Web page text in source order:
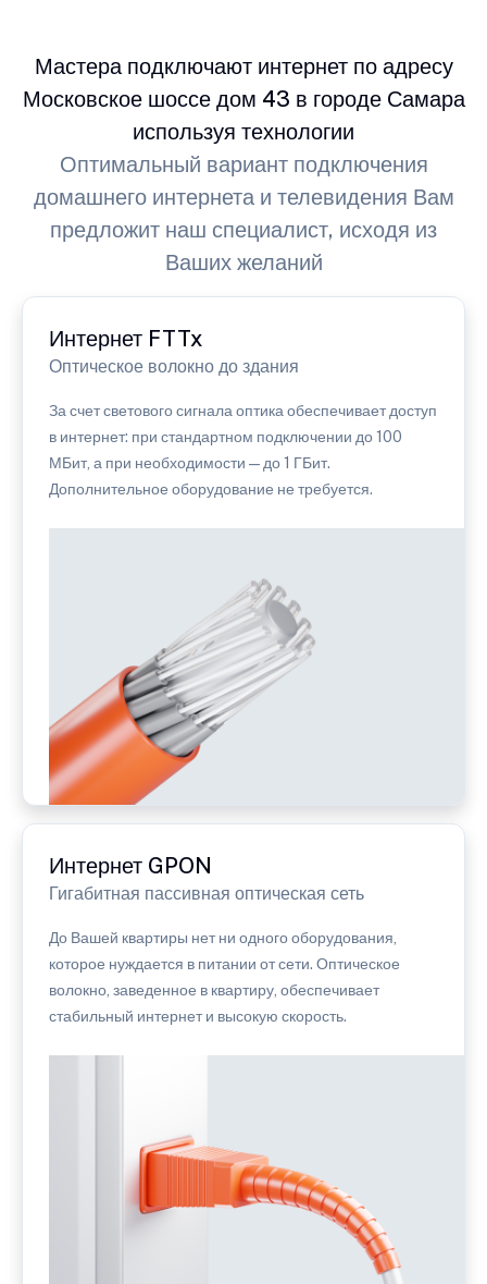
Мастера подключают интернет по адресу
Московское шоссе дом 43 в городе Самара
используя технологии
Оптимальный вариант подключения
домашнего интернета и телевидения Вам
предложит наш специалист, исходя из
Ваших желаний
Интернет FTTx
Оптическое волокно до здания
За счет светового сигнала оптика обеспечивает доступ
в интернет: при стандартном подключении до 100
МБит, а при необходимости — до 1 ГБит.
Дополнительное оборудование не требуется.
Интернет GPON
Гигабитная пассивная оптическая сеть
До Вашей квартиры нет ни одного оборудования,
которое нуждается в питании от сети. Оптическое
волокно, заведенное в квартиру, обеспечивает
стабильный интернет и высокую скорость.